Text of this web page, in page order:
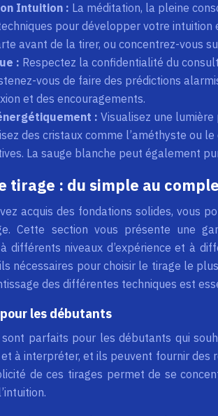
Intuition : La méditation, la pleine
pour développer votre
avant de la tirer, ou concentrez-vous
: Respectez la confidentialité du
vous de faire des prédictions
et des encouragements.
: Visualisez une
des cristaux comme l’améthyste ou
La sauge blanche peut également
tirage : du simple au
acquis des fondations solides, vous
Cette section vous présente une
différents niveaux d’expérience et à
nécessaires pour choisir le tirage le
des différentes techniques est
les débutants
parfaits pour les débutants qui
à interpréter, et ils peuvent fournir des
de ces tirages permet de se